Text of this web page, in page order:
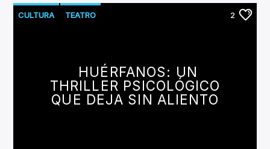
CULTURA TEATRO 2
HUÉRFANOS: UN
THRILLER PSICOLÓGICO
QUE DEJA SIN ALIENTO